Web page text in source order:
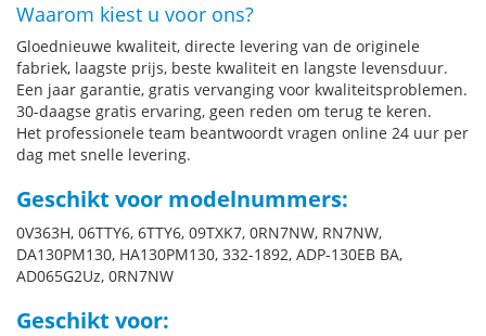
Waarom kiest u voor ons?
Gloednieuwe kwaliteit, directe levering van de originele
fabriek, laagste prijs, beste kwaliteit en langste levensduur.
Een jaar garantie, gratis vervanging voor kwaliteitsproblemen.
30-daagse gratis ervaring, geen reden om terug te keren.
Het professionele team beantwoordt vragen online 24 uur per
dag met snelle levering.
Geschikt voor modelnummers:
0V363H, 06TTY6, 6TTY6, 09TXK7, 0RN7NW, RN7NW,
DA130PM130, HA130PM130, 332-1892, ADP-130EB BA,
AD065G2Uz, 0RN7NW
Geschikt voor: